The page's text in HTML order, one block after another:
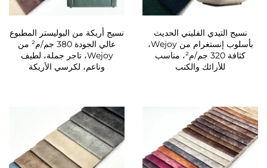
نسيج التيدي الفليني الحديث
بأسلوب إنستغرام من Wejoy،
كثافة 320 جم/م²، مناسب
للأرائك والكنب
نسيج أريكة من البوليستر المطبوع
عالي الجودة 380 جم/م² من
Wejoy، تاجر جملة، لطيف
وناعم، لكرسي الأريكة